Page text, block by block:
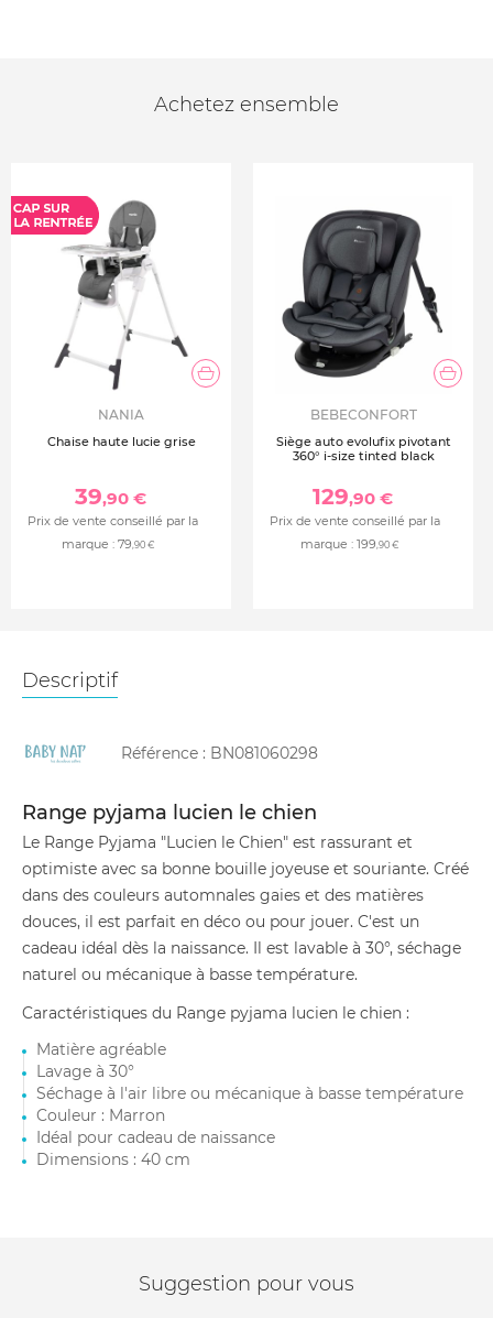
Achetez ensemble
NANIA
Chaise haute lucie grise
39,90 €
Prix de vente conseillé par la
marque : 79,90 €
BEBECONFORT
Siège auto evolufix pivotant
360° i-size tinted black
129,90 €
Prix de vente conseillé par la
marque : 199,90 €
Descriptif
Référence : BN081060298
Range pyjama lucien le chien
Le Range Pyjama "Lucien le Chien" est rassurant et
optimiste avec sa bonne bouille joyeuse et souriante. Créé
dans des couleurs automnales gaies et des matières
douces, il est parfait en déco ou pour jouer. C'est un
cadeau idéal dès la naissance. Il est lavable à 30°, séchage
naturel ou mécanique à basse température.
Caractéristiques du Range pyjama lucien le chien :
Matière agréable
Lavage à 30°
Séchage à l'air libre ou mécanique à basse température
Couleur : Marron
Idéal pour cadeau de naissance
Dimensions : 40 cm
Suggestion pour vous